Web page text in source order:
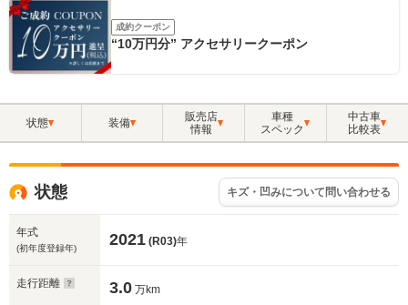
成約クーポン
“10万円分” アクセサリークーポン
状態 装備
販売店
情報
車種
スペック
中古車
比較表
状態 キズ・凹みについて問い合わせる
年式
(初年度登録年) 2021 (R03)年
走行距離 3.0 万km